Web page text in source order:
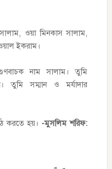
ওয়া মিনকাস সালাম,
ইকরাম।
নাম সালাম। তুমি
তুমি সম্মান ও মর্যাদার
করতে হয়। -মুসলিম শরিফ: